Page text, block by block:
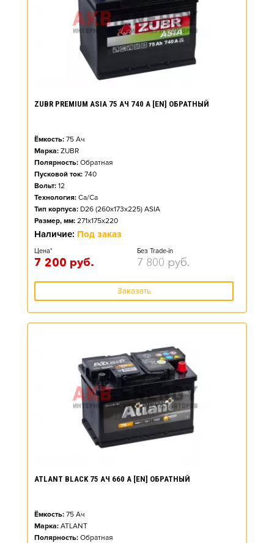
ZUBR PREMIUM ASIA 75 АЧ 740 А [EN] ОБРАТНЫЙ
Ёмкость: 75 Ач
Марка: ZUBR
Полярность: Обратная
Пусковой ток: 740
Вольт: 12
Технология: Ca/Ca
Тип корпуса: D26 (260x173x225) ASIA
Размер, мм: 271x175x220
Наличие: Под заказ
Цена*
7 200 руб.
Без Trade-in
7 800 руб.
Заказать
ATLANT BLACK 75 АЧ 660 А [EN] ОБРАТНЫЙ
Ёмкость: 75 Ач
Марка: ATLANT
Полярность: Обратная